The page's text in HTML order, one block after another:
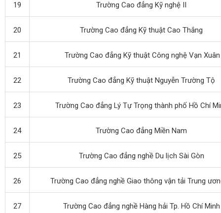
19 Trường Cao đẳng Kỹ nghệ II
20 Trường Cao đẳng Kỹ thuật Cao Thắng
21 Trường Cao đẳng Kỹ thuật Công nghệ Vạn Xuân
22 Trường Cao đẳng Kỹ thuật Nguyễn Trường Tộ
23 Trường Cao đẳng Lý Tự Trọng thành phố Hồ Chí
24 Trường Cao đẳng Miền Nam
25 Trường Cao đẳng nghề Du lịch Sài Gòn
26 Trường Cao đẳng nghề Giao thông vận tải Trung
27 Trường Cao đẳng nghề Hàng hải Tp. Hồ Chí Minh